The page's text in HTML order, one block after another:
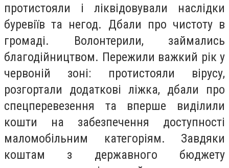
протистояли і ліквідовували наслідки
буревіїв та негод. Дбали про чистоту в
громаді. Волонтерили, займались
благодійництвом. Пережили важкий рік у
червоній зоні: протистояли вірусу,
розгортали додаткові ліжка, дбали про
спецперевезення та вперше виділили
кошти на забезпечення доступності
маломобільним категоріям. Завдяки
коштам з державного бюджету